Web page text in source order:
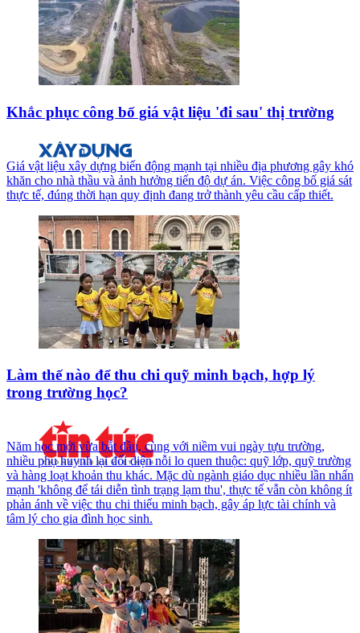
Khắc phục công bố giá vật liệu 'đi sau' thị trường
Giá vật liệu xây dựng biến động mạnh tại nhiều địa phương gây khó
khăn cho nhà thầu và ảnh hưởng tiến độ dự án. Việc công bố giá sát
thực tế, đúng thời hạn quy định đang trở thành yêu cầu cấp thiết.
Làm thế nào để thu chi quỹ minh bạch, hợp lý
trong trường học?
Năm học mới vừa bắt đầu, cùng với niềm vui ngày tựu trường,
nhiều phụ huynh lại đối diện nỗi lo quen thuộc: quỹ lớp, quỹ trường
và hàng loạt khoản thu khác. Mặc dù ngành giáo dục nhiều lần nhấn
mạnh 'không để tái diễn tình trạng lạm thu', thực tế vẫn còn không ít
phản ánh về việc thu chi thiếu minh bạch, gây áp lực tài chính và
tâm lý cho gia đình học sinh.